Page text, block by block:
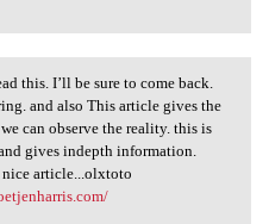
this. I’ll
this. I’ll be sure to come back.
and also This article gives the
can observe the reality. this is
gives indepth information.
article...olxtoto